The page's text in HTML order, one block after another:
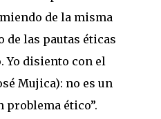
de la misma
de las pautas éticas
Yo disiento con el
Mujica): no es un
ético”.